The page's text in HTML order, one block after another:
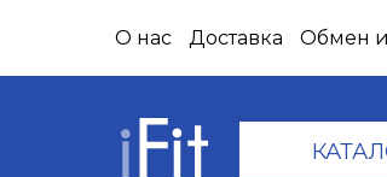
О нас Доставка Обмен и